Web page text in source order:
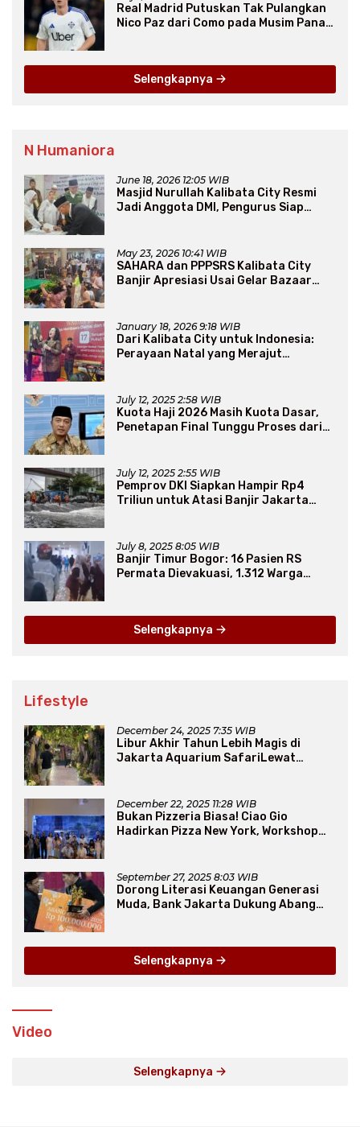
Real Madrid Putuskan Tak Pulangkan
Nico Paz dari Como pada Musim Panas
Selengkapnya
N Humaniora
June 18, 2026 12:05 WIB
Masjid Nurullah Kalibata City Resmi
Jadi Anggota DMI, Pengurus Siap
May 23, 2026 10:41 WIB
SAHARA dan PPPSRS Kalibata City
Banjir Apresiasi Usai Gelar Bazaar
January 18, 2026 9:18 WIB
Dari Kalibata City untuk Indonesia:
Perayaan Natal yang Merajut
July 12, 2025 2:58 WIB
Kuota Haji 2026 Masih Kuota Dasar,
Penetapan Final Tunggu Proses dari
July 12, 2025 2:55 WIB
Pemprov DKI Siapkan Hampir Rp4
Triliun untuk Atasi Banjir Jakarta
July 8, 2025 8:05 WIB
Banjir Timur Bogor: 16 Pasien RS
Permata Dievakuasi, 1.312 Warga
Selengkapnya
Lifestyle
December 24, 2025 7:35 WIB
Libur Akhir Tahun Lebih Magis di
Jakarta Aquarium SafariLewat
December 22, 2025 11:28 WIB
Bukan Pizzeria Biasa! Ciao Gio
Hadirkan Pizza New York, Workshop
September 27, 2025 8:03 WIB
Dorong Literasi Keuangan Generasi
Muda, Bank Jakarta Dukung Abang
Selengkapnya
Video
Selengkapnya